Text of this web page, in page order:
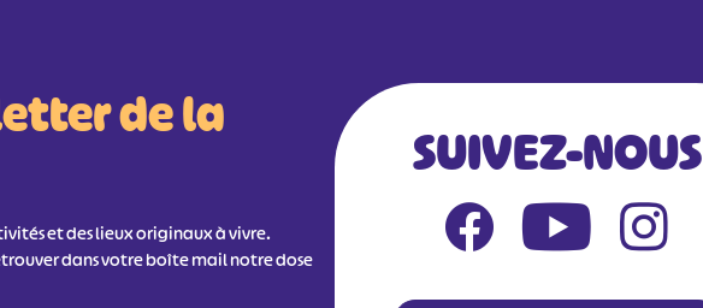
de la
et des lieux originaux à vivre.
dans votre boîte mail notre dose
SUIVEZ-NOUS